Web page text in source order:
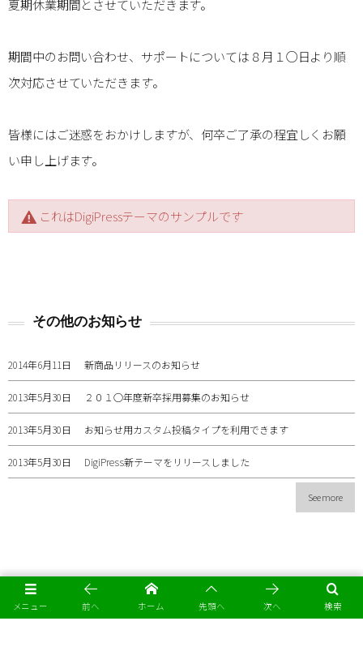
夏期休業期間とさせていただきます。
期間中のお問い合わせ、サポートについては８月１○日より順
次対応させていただきます。
皆様にはご迷惑をおかけしますが、何卒ご了承の程宜しくお願
い申し上げます。
これはDigiPressテーマのサンプルです
その他のお知らせ
2014年6月11日 新商品リリースのお知らせ
2013年5月30日 ２０１○年度新卒採用募集のお知らせ
2013年5月30日 お知らせ用カスタム投稿タイプを利用できます
2013年5月30日 DigiPress新テーマをリリースしました
See more
メニュー 検索
前へ ホーム 先頭へ 次へ